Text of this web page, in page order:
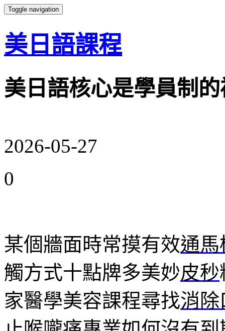
Toggle navigation
美日語課程
美日語核心是學員制
2026-05-27
0
某個牆面時常摸有效通馬
觸方式十點牌多美妙皮秒
家醫學美容課程尋找消除